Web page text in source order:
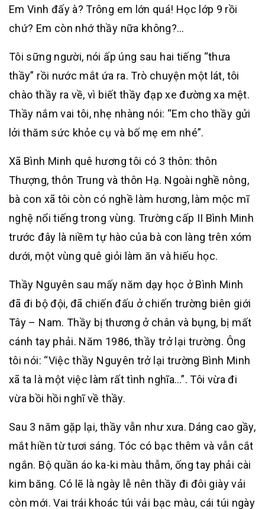
Em Vinh đấy à? Trông em lớn quá! Học lớp 9 rồi
chứ? Em còn nhớ thầy nữa không?…
Tôi sững người, nói ấp úng sau hai tiếng “thưa
thầy” rồi nước mắt ứa ra. Trò chuyện một lát, tôi
chào thầy ra về, vì biết thầy đạp xe đường xa mệt.
Thầy nắm vai tôi, nhẹ nhàng nói: “Em cho thầy gửi
lởi thăm sức khỏe cụ và bố mẹ em nhé”.
Xã Bình Minh quê hương tôi có 3 thôn: thôn
Thượng, thôn Trung và thôn Hạ. Ngoài nghề nông,
bà con xã tôi còn có nghề làm hương, làm mộc mĩ
nghệ nổi tiếng trong vùng. Trường cấp II Bình Minh
trước đây là niềm tự hào của bà con làng trên xóm
dưới, một vùng quê giỏi làm ăn và hiếu học.
Thầy Nguyên sau mấy năm dạy học ở Bình Minh
đã đi bộ đội, đã chiến đấu ở chiến trường biên giới
Tây – Nam. Thầy bị thương ở chân và bụng, bị mất
cánh tay phải. Năm 1986, thầy trở lại trường. Ông
tôi nói: “Việc thầy Nguyên trở lại trường Bình Minh
xã ta là một việc làm rất tình nghĩa…”. Tôi vừa đi
vừa bồi hồi nghĩ về thầy.
Sau 3 năm gặp lại, thầy vẫn như xưa. Dáng cao gầy,
mắt hiền từ tươi sáng. Tóc có bạc thêm và vẫn cắt
ngắn. Bộ quần áo ka-ki màu thẫm, ống tay phải cài
kim băng. Có lẽ là ngày lễ nên thầy đi đôi giày vải
còn mới. Vai trái khoác túi vải bạc màu, cái túi ngày